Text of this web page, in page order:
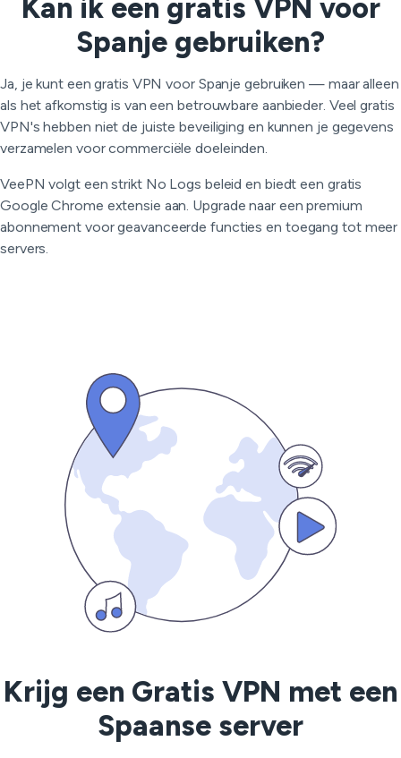
Kan ik een gratis VPN voor
Spanje gebruiken?
Ja, je kunt een gratis VPN voor Spanje gebruiken — maar alleen
als het afkomstig is van een betrouwbare aanbieder. Veel gratis
VPN's hebben niet de juiste beveiliging en kunnen je gegevens
verzamelen voor commerciële doeleinden.
VeePN volgt een strikt No Logs beleid en biedt een gratis
Google Chrome extensie aan. Upgrade naar een premium
abonnement voor geavanceerde functies en toegang tot meer
servers.
Krijg een Gratis VPN met een
Spaanse server